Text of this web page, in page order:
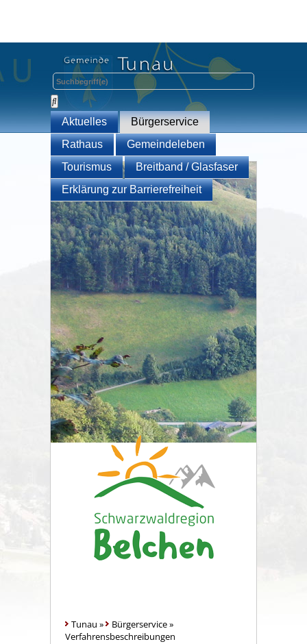
Aktuelles
Bürgerservice
Rathaus
Gemeindeleben
Tourismus
Breitband / Glasfaser
Erklärung zur Barrierefreiheit
Tunau » Bürgerservice»
Verfahrensbeschreibungen